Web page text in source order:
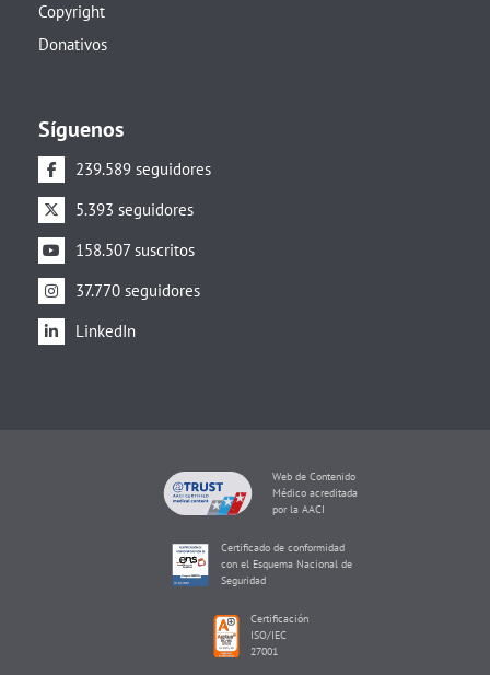
Copyright
Donativos
Síguenos
239.589 seguidores
5.393 seguidores
158.507 suscritos
37.770 seguidores
LinkedIn
Web de Contenido
Médico acreditada
por la AACI
Certificado de conformidad
con el Esquema Nacional de
Seguridad
Certificación
ISO/IEC
27001